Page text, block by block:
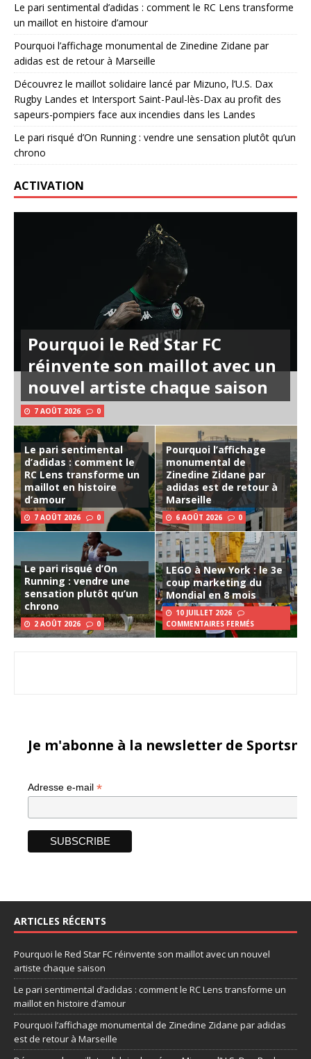
Le pari sentimental d’adidas : comment le RC Lens transforme
un maillot en histoire d’amour
Pourquoi l’affichage monumental de Zinedine Zidane par
adidas est de retour à Marseille
Découvrez le maillot solidaire lancé par Mizuno, l’U.S. Dax
Rugby Landes et Intersport Saint-Paul-lès-Dax au profit des
sapeurs-pompiers face aux incendies dans les Landes
Le pari risqué d’On Running : vendre une sensation plutôt qu’un
chrono
ACTIVATION
Pourquoi le Red Star FC
réinvente son maillot avec un
nouvel artiste chaque saison
7 AOÛT 2026 0
Le pari sentimental
d’adidas : comment le
RC Lens transforme un
maillot en histoire
d’amour
7 AOÛT 2026 0
Pourquoi l’affichage
monumental de
Zinedine Zidane par
adidas est de retour à
Marseille
6 AOÛT 2026 0
Le pari risqué d’On
Running : vendre une
sensation plutôt qu’un
chrono
2 AOÛT 2026 0
LEGO à New York : le 3e
coup marketing du
Mondial en 8 mois
10 JUILLET 2026
COMMENTAIRES FERMÉS
Je m'abonne à la newsletter de
Adresse e-mail *
ARTICLES RÉCENTS
Pourquoi le Red Star FC réinvente son maillot avec un nouvel
artiste chaque saison
Le pari sentimental d’adidas : comment le RC Lens transforme un
maillot en histoire d’amour
Pourquoi l’affichage monumental de Zinedine Zidane par adidas
est de retour à Marseille